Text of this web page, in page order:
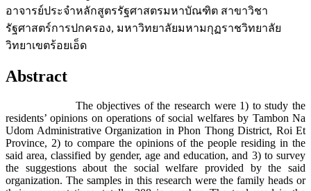
อาจารย์ประจำหลักสูตรรัฐศาสตรมหาบัณฑิต สาขาวิชา
รัฐศาสตร์การปกครอง, มหาวิทยาลัยมหามกุฏราชวิทยาลัย
วิทยาเขตร้อยเอ็ด
Abstract
The objectives of the research were 1) to study the
residents’ opinions on operations of social welfares by Tambon Na
Udom Administrative Organization in Phon Thong District, Roi Et
Province, 2) to compare the opinions of the people residing in the
said area, classified by gender, age and education, and 3) to survey
the suggestions about the social welfare provided by the said
organization. The samples in this research were the family heads or